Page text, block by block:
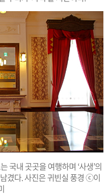
국내 곳곳을 여행하며 ‘사생’의
겼다. 사진은 귀빈실 풍경 ⓒ이